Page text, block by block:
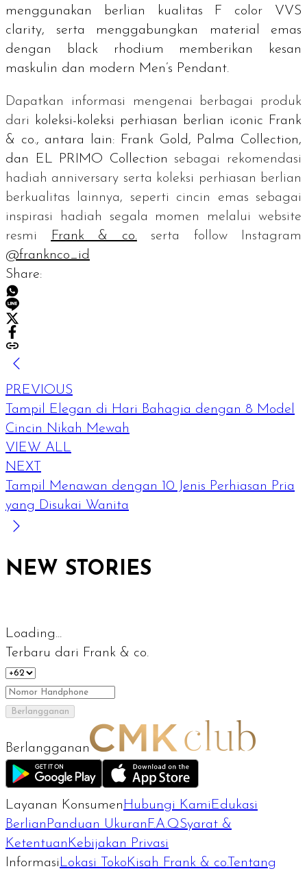
menggunakan berlian kualitas F color VVS
clarity, serta menggabungkan material emas
dengan black rhodium memberikan kesan
maskulin dan modern Men’s Pendant.
Dapatkan informasi mengenai berbagai produk
dari koleksi-koleksi perhiasan berlian iconic Frank
& co., antara lain: Frank Gold, Palma Collection,
dan EL PRIMO Collection sebagai rekomendasi
hadiah anniversary serta koleksi perhiasan berlian
berkualitas lainnya, seperti cincin emas sebagai
inspirasi hadiah segala momen melalui website
resmi
Frank & co.serta follow Instagram
@franknco_id
Share:
PREVIOUS
Tampil Elegan di Hari Bahagia dengan 8 Model
Cincin Nikah Mewah
VIEW ALL
NEXT
Tampil Menawan dengan 10 Jenis Perhiasan Pria
yang Disukai Wanita
NEW STORIES
Loading...
Terbaru dari Frank & co.
Berlangganan
Berlangganan
Layanan Konsumen Hubungi Kami Edukasi
Berlian Panduan Ukuran F.A.QSyarat &
Ketentuan Kebijakan Privasi
Informasi Lokasi Toko Kisah Frank & co.Tentang